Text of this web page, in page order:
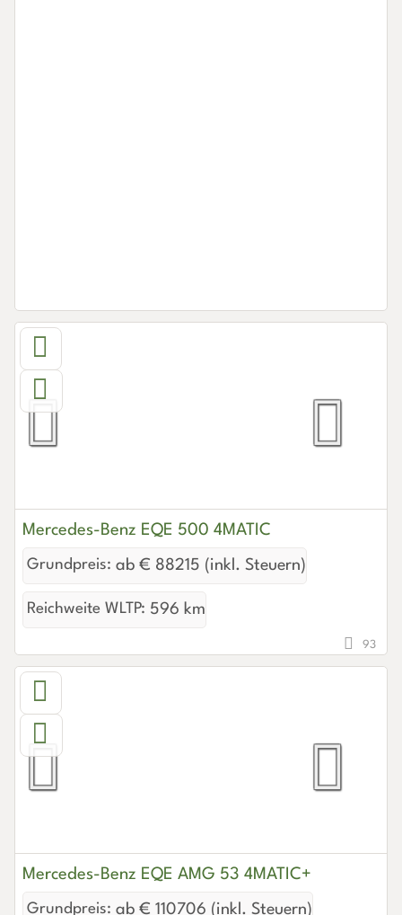
Mercedes-Benz EQE 500 4MATIC
Grundpreis: ab € 88215 (inkl. Steuern)
Reichweite WLTP: 596 km
93
Mercedes-Benz EQE AMG 53 4MATIC+
Grundpreis: ab € 110706 (inkl. Steuern)